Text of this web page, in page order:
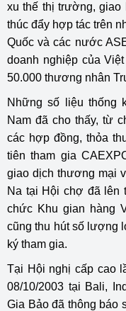
xu thế thị trường, giao
thúc đẩy hợp tác trên
Quốc và các nước
doanh nghiệp của
50.000 thương nhân
Những số liệu thống
Nam đã cho thấy, từ
các hợp đồng, thỏa
tiên tham gia
giao dịch thương mại
Na tại Hội chợ đã lên
chức Khu gian hàng
cũng thu hút số lượng
ký tham gia.
Tại Hội nghị cấp cao
08/10/2003 tại Bali,
Gia Bảo đã thông báo